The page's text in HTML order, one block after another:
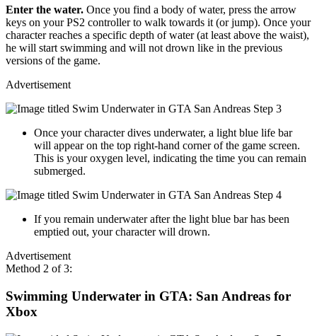
Enter the water. Once you find a body of water, press the arrow
keys on your PS2 controller to walk towards it (or jump). Once your
character reaches a specific depth of water (at least above the waist),
he will start swimming and will not drown like in the previous
versions of the game.
Advertisement
Once your character dives underwater, a light blue life bar
will appear on the top right-hand corner of the game screen.
This is your oxygen level, indicating the time you can remain
submerged.
If you remain underwater after the light blue bar has been
emptied out, your character will drown.
Advertisement
Method 2 of 3:
Swimming Underwater in GTA: San Andreas for
Xbox